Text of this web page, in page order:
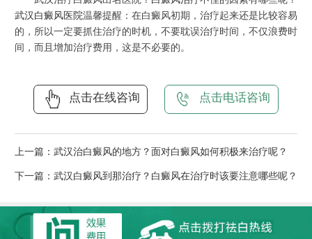
武汉白癜风医院温馨提醒：在白癜风初期，治疗起来还是比较容易
的，所以一定要抓住治疗的时机，不要耽误治疗时间，不仅浪费时
间，而且增加治疗费用，这是不必要的。
点击在线咨询 点击电话咨询
上一篇： 武汉治白癜风的地方？面对白癜风如何积极来治疗呢？
下一篇： 武汉白癜风到那治疗？白癜风在治疗时该要注意哪些呢？